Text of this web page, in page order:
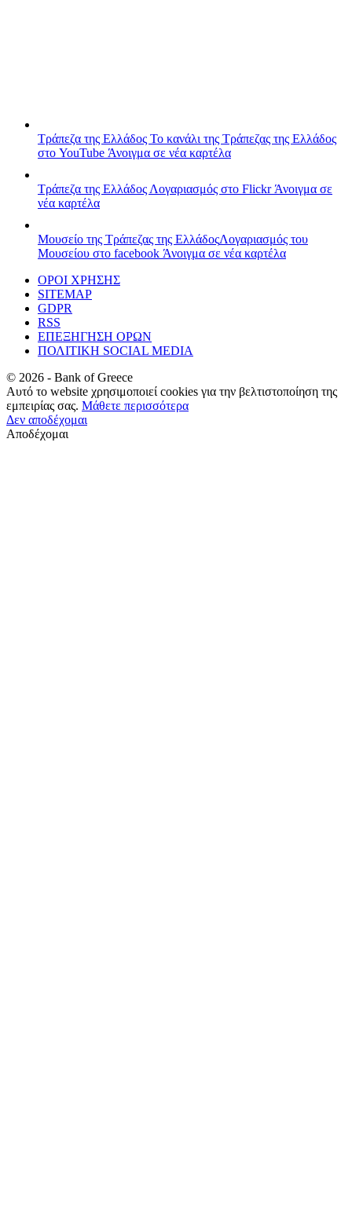
Τράπεζα της Ελλάδος Το κανάλι της Τράπεζας της Ελλάδος
στο YouTube Άνοιγμα σε νέα καρτέλα
Τράπεζα της Ελλάδος Λογαριασμός στο FlickrΆνοιγμα σε
νέα καρτέλα
Μουσείο της Τράπεζας της ΕλλάδοςΛογαριασμός του
Μουσείου στο facebook Άνοιγμα σε νέα καρτέλα
ΟΡΟΙ ΧΡΗΣΗΣ
SITEMAP
GDPR
RSS
ΕΠΕΞΗΓΗΣΗ ΟΡΩΝ
ΠΟΛΙΤΙΚΗ SOCIAL MEDIA
© 2026 - Bank of Greece
Αυτό το website χρησιμοποιεί cookies για την βελτιστοποίηση της
εμπειρίας σας. Μάθετε περισσότερα
Δεν αποδέχομαι
Αποδέχομαι